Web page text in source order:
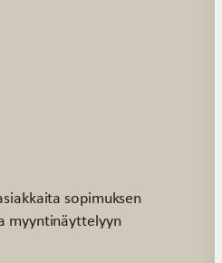
sopimuksen
myyntinäyttelyyn